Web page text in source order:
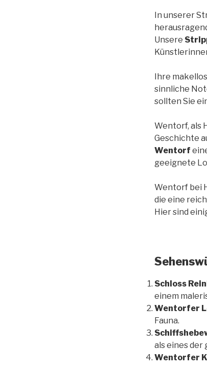
In unserer
Unsere
Ihre
sinnliche
sollten Sie
Wentorf, als
Geschichte
Wentorf
geeignete
Wentorf bei
die eine
Hier sind
Schloss
einem
Wentorfer
Fauna.
als eines
Wentorfer